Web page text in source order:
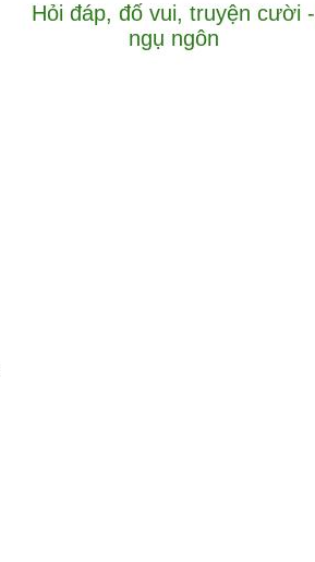
Hỏi đáp, đố vui, truyện cười -
ngụ ngôn